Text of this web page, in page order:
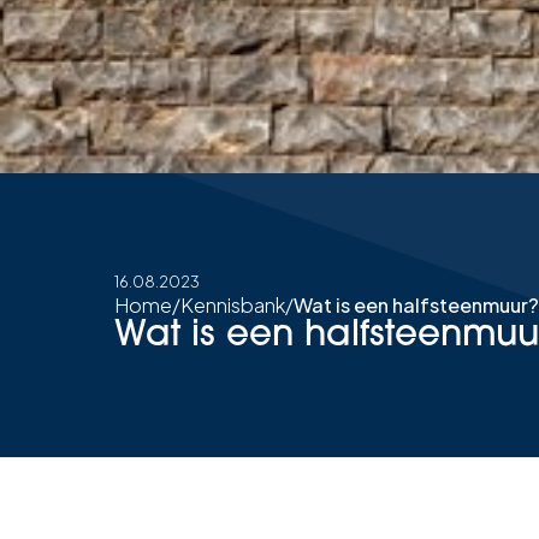
16.08.2023
Home/Kennisbank/Wat is een halfsteenmuur?
Wat is een